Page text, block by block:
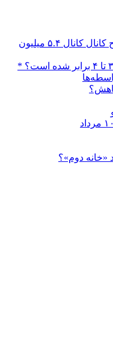
*رکوردشکنی تاریخی بورس با فتح کانال کانال ۵.۴ میلیون
دوم»؟